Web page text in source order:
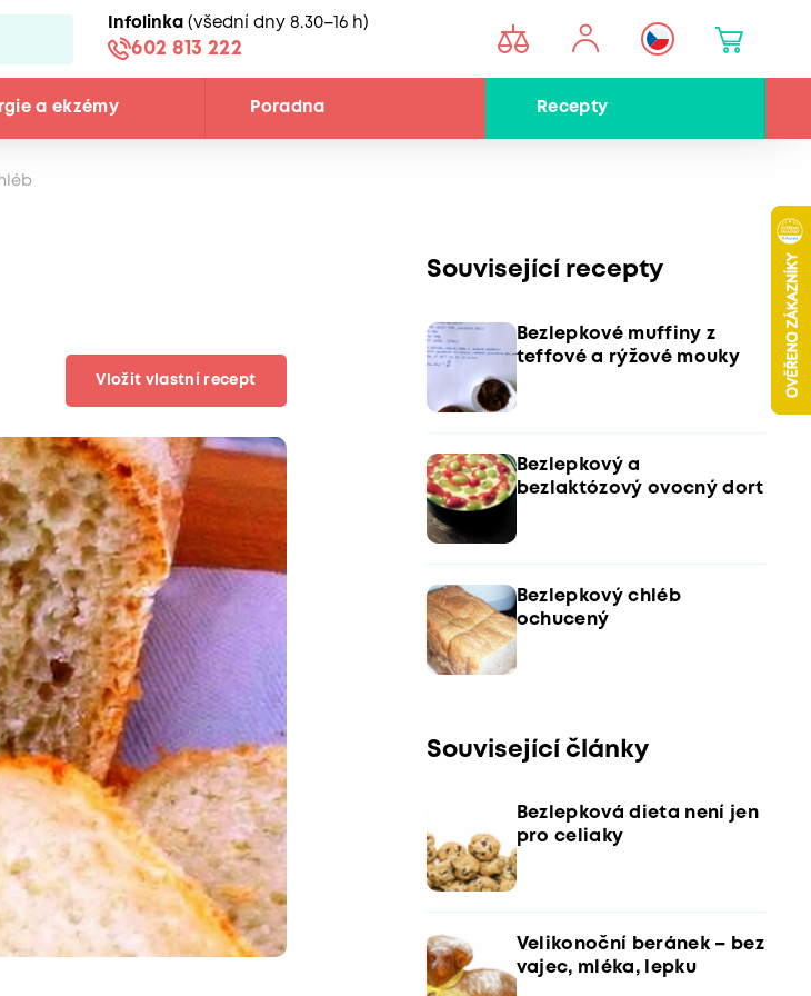
Infolinka (všední dny 8.30–16 h)
602 813 222
a ekzémy Poradna Recepty
Vložit vlastní recept
Související recepty
Bezlepkové muffiny z
teffové a rýžové mouky
Bezlepkový a
bezlaktózový ovocný dort
Bezlepkový chléb
ochucený
Související články
Bezlepková dieta není jen
pro celiaky
Velikonoční beránek – bez
vajec, mléka, lepku